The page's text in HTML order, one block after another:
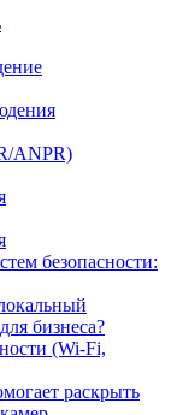
ANPR)
безопасности:
бизнеса?
(Wi-Fi,
раскрыть